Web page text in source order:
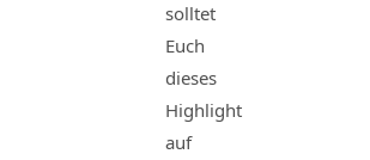
solltet
Euch
dieses
Highlight
auf